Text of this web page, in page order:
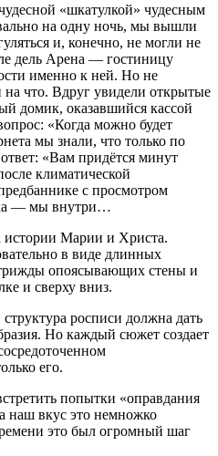
«шкатулкой» чудесным
на одну ночь, мы вышли
и, конечно, не могли не
дель Арена — гостиницу
именно к ней. Но не
на что. Вдруг увидели открытые
домик, оказавшийся кассой
«Когда можно будет
мы знали, что только по
«Вам придётся минут
климатической
с просмотром
— мы внутри…
Марии и Христа.
в виде длинных
опоясывающих стены и
и сверху вниз.
росписи должна дать
Но каждый сюжет создает
его.
попытки «оправдания
наш вкус это немножко
это был огромный шаг